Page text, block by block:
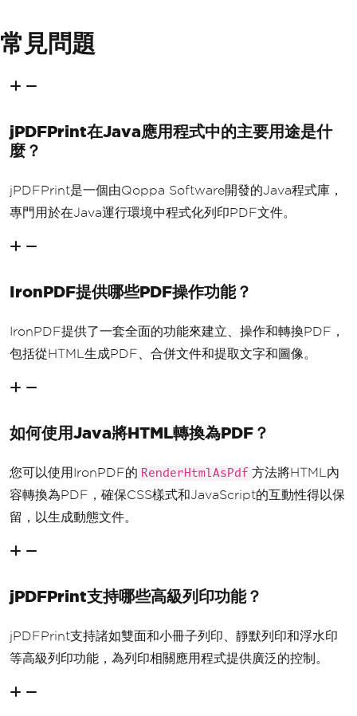
常見問題
jPDFPrint在Java應用程式中的主要用途是什
麼？
jPDFPrint是一個由Qoppa Software開發的Java程式庫，
專門用於在Java運行環境中程式化列印PDF文件。
IronPDF提供哪些PDF操作功能？
IronPDF提供了一套全面的功能來建立、操作和轉換PDF，
包括從HTML生成PDF、合併文件和提取文字和圖像。
如何使用Java將HTML轉換為PDF？
您可以使用IronPDF的 RenderHtmlAsPdf 方法將HTML內
容轉換為PDF，確保CSS樣式和JavaScript的互動性得以保
留，以生成動態文件。
jPDFPrint支持哪些高級列印功能？
jPDFPrint支持諸如雙面和小冊子列印、靜默列印和浮水印
等高級列印功能，為列印相關應用程式提供廣泛的控制。